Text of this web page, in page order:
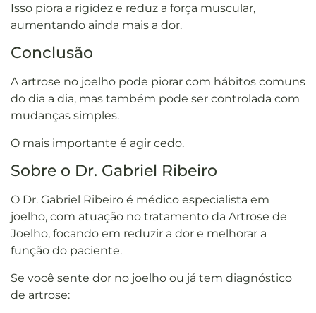
Isso piora a rigidez e reduz a força muscular,
aumentando ainda mais a dor.
Conclusão
A artrose no joelho pode piorar com hábitos comuns
do dia a dia, mas também pode ser controlada com
mudanças simples.
O mais importante é agir cedo.
Sobre o Dr. Gabriel Ribeiro
O Dr. Gabriel Ribeiro é médico especialista em
joelho, com atuação no tratamento da Artrose de
Joelho, focando em reduzir a dor e melhorar a
função do paciente.
Se você sente dor no joelho ou já tem diagnóstico
de artrose: